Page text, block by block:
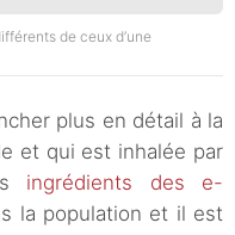
de ceux d’une
plus en détail à la
et qui est inhalée par
ingrédients des e-
la population et il est